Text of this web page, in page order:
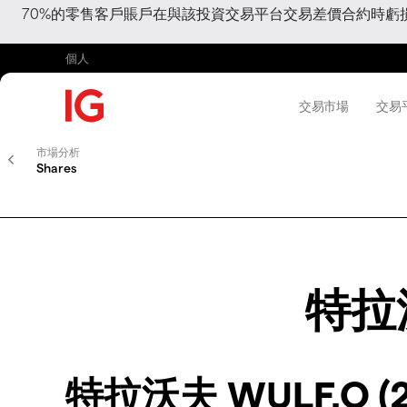
70%的零售客戶賬戶在與該投資交易平台交易差價合約時
個人
交易市場 交易
市場分析
Shares
特拉
特拉沃夫 WULF.O